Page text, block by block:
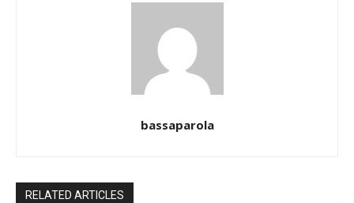
bassaparola
RELATED ARTICLES